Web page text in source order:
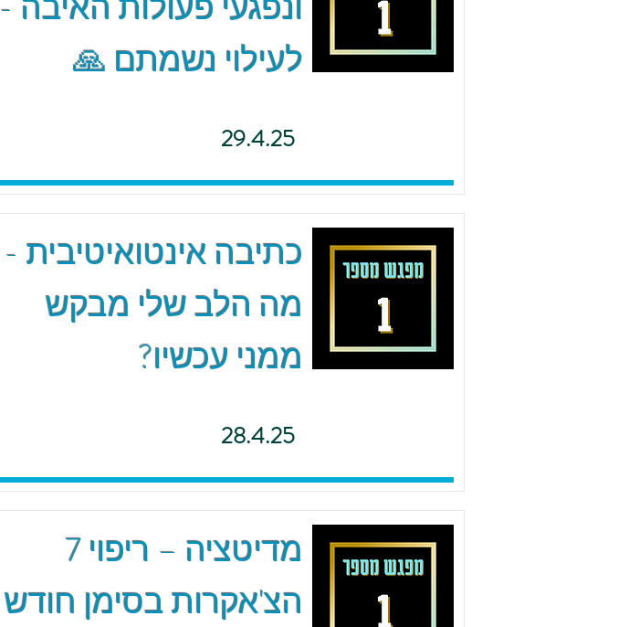
לעילוי נשמתם 🙏
29.4.25
כתיבה אינטואיטיבית -
מה הלב שלי מבקש
ממני עכשיו?
28.4.25
מדיטציה – ריפוי 7
הצ'אקרות בסימן חודש